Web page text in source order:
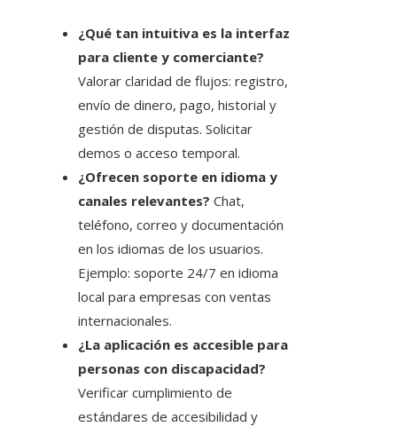
¿Qué tan intuitiva es la interfaz
para cliente y comerciante?
Valorar claridad de flujos: registro,
envío de dinero, pago, historial y
gestión de disputas. Solicitar
demos o acceso temporal.
¿Ofrecen soporte en idioma y
canales relevantes? Chat,
teléfono, correo y documentación
en los idiomas de los usuarios.
Ejemplo: soporte 24/7 en idioma
local para empresas con ventas
internacionales.
¿La aplicación es accesible para
personas con discapacidad?
Verificar cumplimiento de
estándares de accesibilidad y